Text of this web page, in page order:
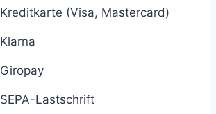
Kreditkarte (Visa, Mastercard)
Klarna
Giropay
SEPA-Lastschrift